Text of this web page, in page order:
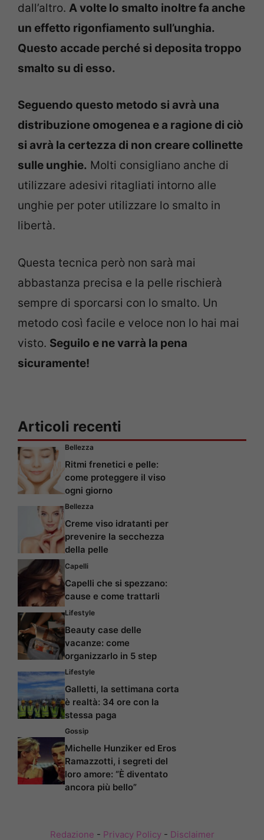
dall’altro. A volte lo smalto inoltre fa anche
un effetto rigonfiamento sull’unghia.
Questo accade perché si deposita troppo
smalto su di esso.
Seguendo questo metodo si avrà una
distribuzione omogenea e a ragione di ciò
si avrà la certezza di non creare collinette
sulle unghie. Molti consigliano anche di
utilizzare adesivi ritagliati intorno alle
unghie per poter utilizzare lo smalto in
libertà.
Questa tecnica però non sarà mai
abbastanza precisa e la pelle rischierà
sempre di sporcarsi con lo smalto. Un
metodo così facile e veloce non lo hai mai
visto. Seguilo e ne varrà la pena
sicuramente!
Articoli recenti
Bellezza
Ritmi frenetici e pelle:
come proteggere il viso
ogni giorno
Bellezza
Creme viso idratanti per
prevenire la secchezza
della pelle
Capelli
Capelli che si spezzano:
cause e come trattarli
Lifestyle
Beauty case delle
vacanze: come
organizzarlo in 5 step
Lifestyle
Galletti, la settimana corta
è realtà: 34 ore con la
stessa paga
Gossip
Michelle Hunziker ed Eros
Ramazzotti, i segreti del
loro amore: “È diventato
ancora più bello”
Redazione - Privacy Policy- Disclaimer